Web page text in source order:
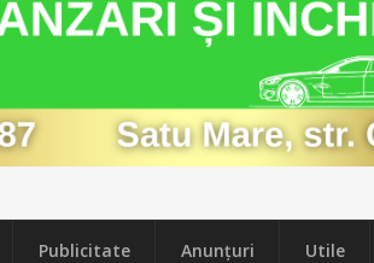
Publicitate Anunțuri Utile